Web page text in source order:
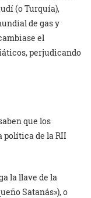
(o Turquía),
de gas y
el
perjudicando
que los
política de la RII
la llave de la
Satanás»), o